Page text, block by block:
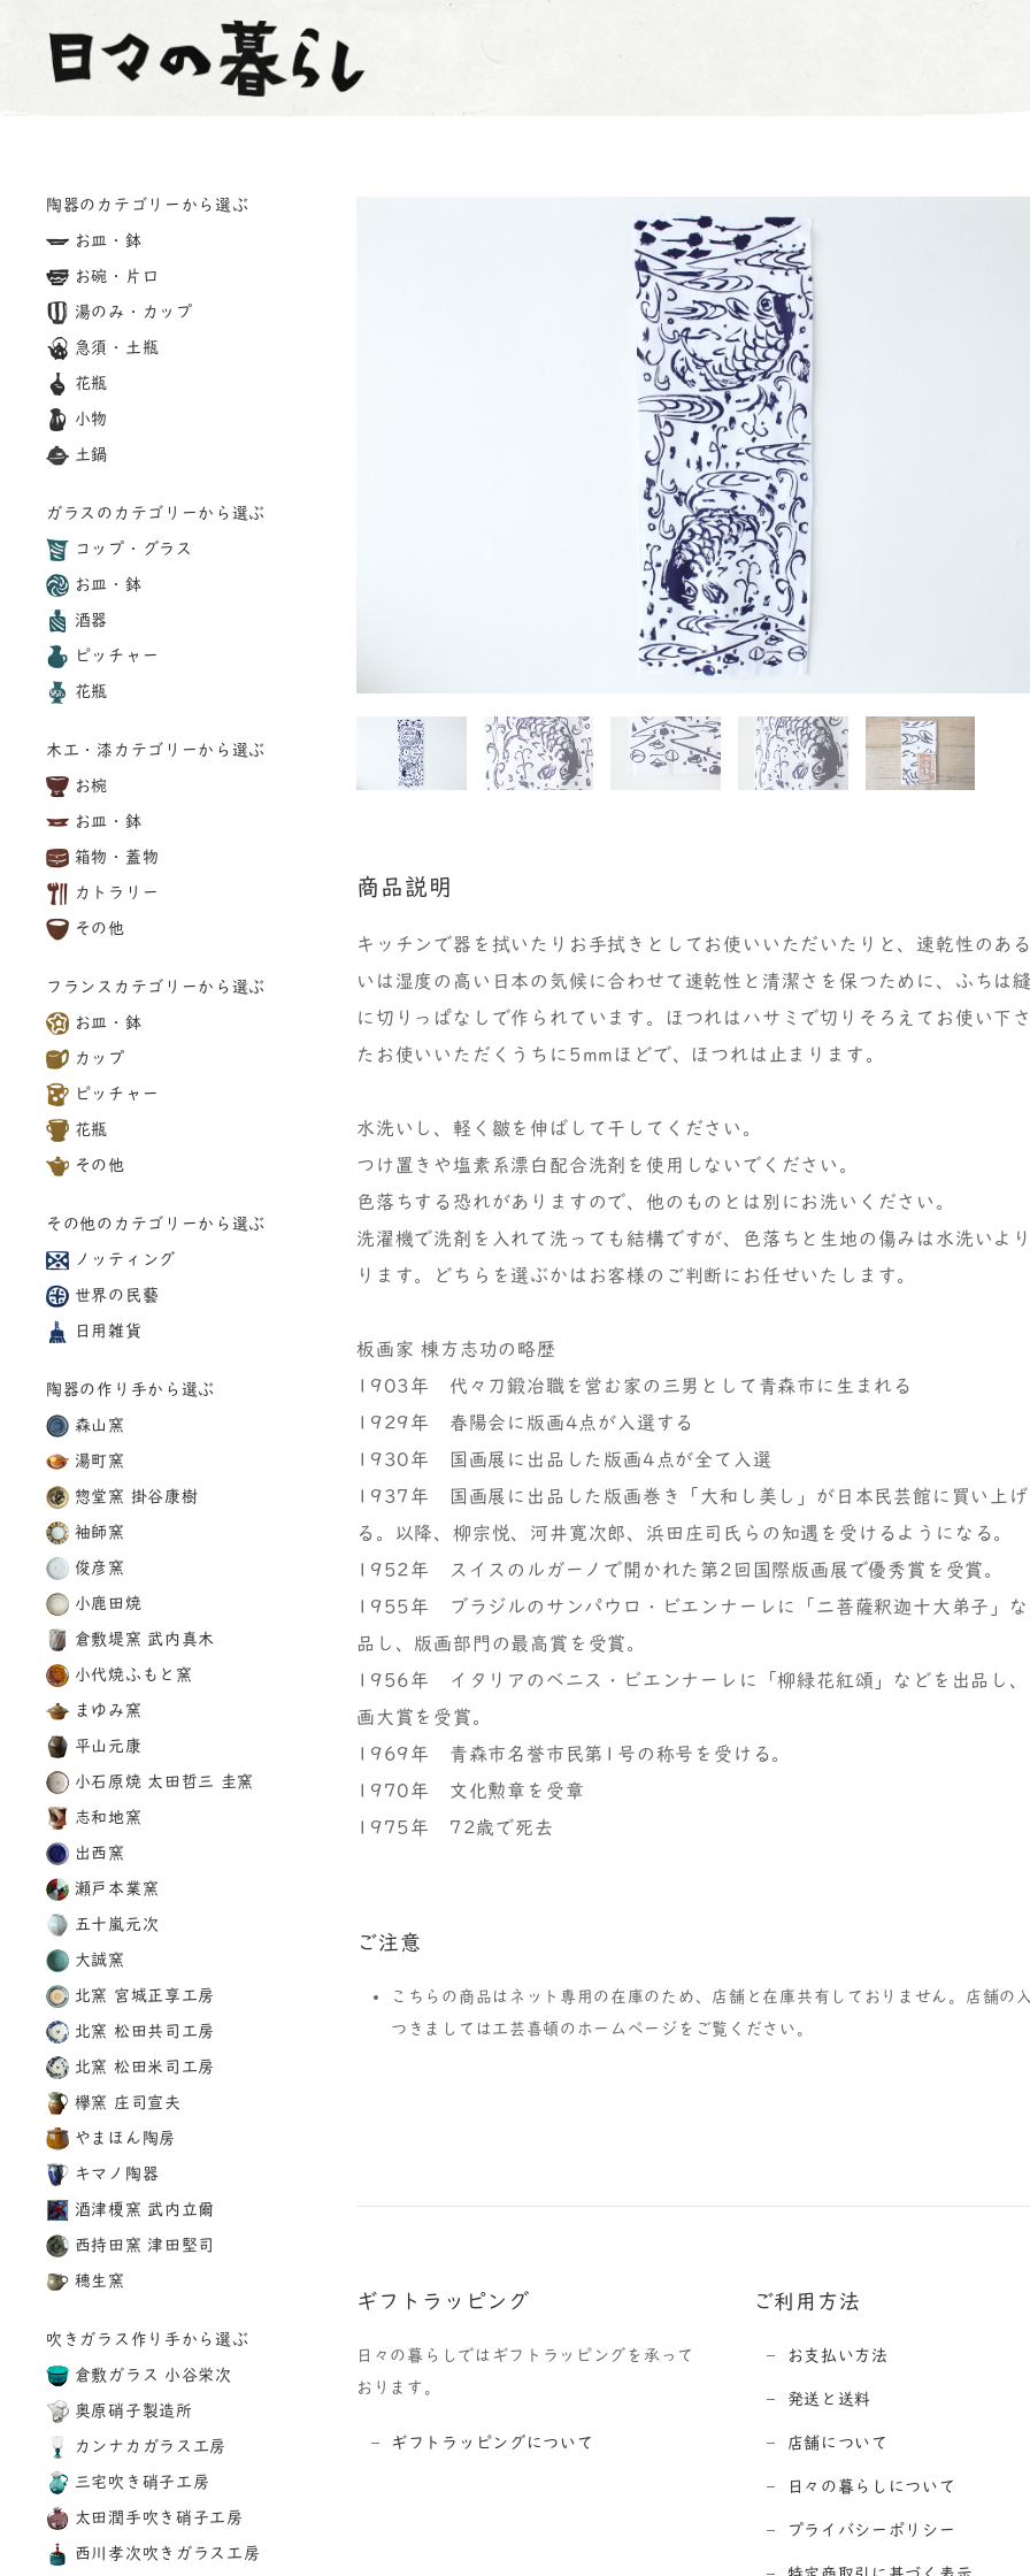
陶器のカテゴリーから選ぶ
お皿・鉢
お碗・片口
湯のみ・カップ
急須・土瓶
花瓶
小物
土鍋
ガラスのカテゴリーから選ぶ
コップ・グラス
お皿・鉢
酒器
ピッチャー
花瓶
木工・漆カテゴリーから選ぶ
お椀
お皿・鉢
箱物・蓋物
カトラリー
その他
フランスカテゴリーから選ぶ
お皿・鉢
カップ
ピッチャー
花瓶
その他
その他のカテゴリーから選ぶ
ノッティング
世界の民藝
日用雑貨
陶器の作り手から選ぶ
森山窯
湯町窯
惣堂窯 掛谷康樹
袖師窯
俊彦窯
小鹿田焼
倉敷堤窯 武内真木
小代焼ふもと窯
まゆみ窯
平山元康
小石原焼 太田哲三 圭窯
志和地窯
出西窯
瀬戸本業窯
五十嵐元次
大誠窯
北窯 宮城正享工房
北窯 松田共司工房
北窯 松田米司工房
欅窯 庄司宣夫
やまほん陶房
キマノ陶器
酒津榎窯 武内立爾
西持田窯 津田堅司
穂生窯
吹きガラス作り手から選ぶ
倉敷ガラス 小谷栄次
奥原硝子製造所
カンナカガラス工房
三宅吹き硝子工房
太田潤手吹き硝子工房
西川孝次吹きガラス工房
商品説明
キッチンで器を拭いたりお手拭きとしてお使いいただいたりと、速乾性のあ
いは湿度の高い日本の気候に合わせて速乾性と清潔さを保つために、ふちは
に切りっぱなしで作られています。ほつれはハサミで切りそろえてお使い下
たお使いいただくうちに5mmほどで、ほつれは止まります。
水洗いし、軽く皺を伸ばして干してください。
つけ置きや塩素系漂白配合洗剤を使用しないでください。
色落ちする恐れがありますので、他のものとは別にお洗いください。
洗濯機で洗剤を入れて洗っても結構ですが、色落ちと生地の傷みは水洗いよ
ります。どちらを選ぶかはお客様のご判断にお任せいたします。
板画家 棟方志功の略歴
1903年 代々刀鍛冶職を営む家の三男として青森市に生まれる
1929年 春陽会に版画4点が入選する
1930年 国画展に出品した版画4点が全て入選
1937年 国画展に出品した版画巻き「大和し美し」が日本民芸館に買い上げ
る。以降、柳宗悦、河井寛次郎、浜田庄司氏らの知遇を受けるようになる。
1952年 スイスのルガーノで開かれた第2回国際版画展で優秀賞を受賞。
1955年 ブラジルのサンパウロ・ビエンナーレに「二菩薩釈迦十大弟子」な
品し、版画部門の最高賞を受賞。
1956年 イタリアのベニス・ビエンナーレに「柳緑花紅頌」などを出品し、
画大賞を受賞。
1969年 青森市名誉市民第1号の称号を受ける。
1970年 文化勲章を受章
1975年 72歳で死去
ご注意
こちらの商品はネット専用の在庫のため、店舗と在庫共有しておりません。店舗の
つきましては工芸喜頓のホームページをご覧ください。
ギフトラッピング
日々の暮らしではギフトラッピングを承って
おります。
ギフトラッピングについて
ご利用方法
お支払い方法
発送と送料
店舗について
日々の暮らしについて
プライバシーポリシー